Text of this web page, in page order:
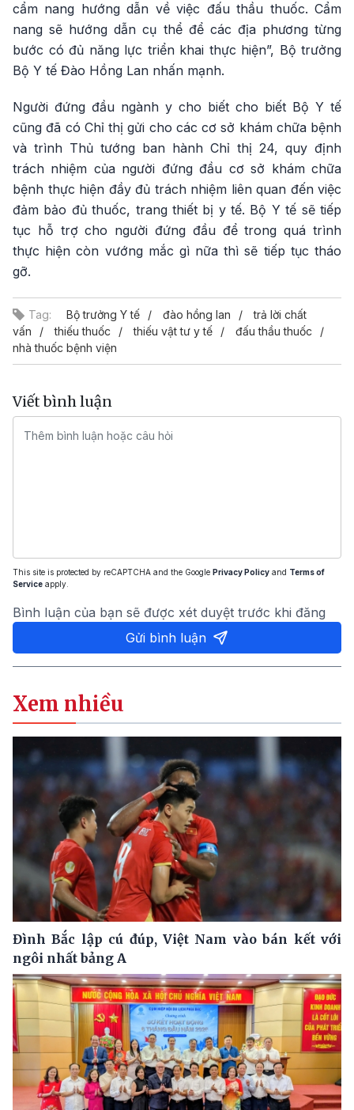
cẩm nang hướng dẫn về việc đấu thầu thuốc. Cẩm
nang sẽ hướng dẫn cụ thể để các địa phương từng
bước có đủ năng lực triển khai thực hiện”, Bộ trưởng
Bộ Y tế Đào Hồng Lan nhấn mạnh.
Người đứng đầu ngành y cho biết cho biết Bộ Y tế
cũng đã có Chỉ thị gửi cho các cơ sở khám chữa bệnh
và trình Thủ tướng ban hành Chỉ thị 24, quy định
trách nhiệm của người đứng đầu cơ sở khám chữa
bệnh thực hiện đầy đủ trách nhiệm liên quan đến việc
đảm bảo đủ thuốc, trang thiết bị y tế. Bộ Y tế sẽ tiếp
tục hỗ trợ cho người đứng đầu để trong quá trình
thực hiện còn vướng mắc gì nữa thì sẽ tiếp tục tháo
gỡ.
Tag: Bộ trưởng Y tế đào hồng lan
trả lời chất
vấn
thiếu thuốc thiếu vật tư y tế
đấu thầu thuốc
nhà thuốc bệnh viện
Viết bình luận
This site is protected by reCAPTCHA and the Google Privacy Policy and Terms of
Service apply.
Bình luận của bạn sẽ được xét duyệt trước khi đăng
Gửi bình luận
Xem nhiều
Đình Bắc lập cú đúp, Việt Nam vào bán kết với
ngôi nhất bảng A